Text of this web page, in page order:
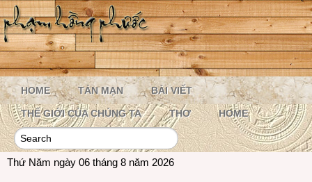
HOME TẢN MẠN BÀI VIẾT
THẾ GIỚI CỦA CHÚNG TA THƠ HOME
Thứ Năm ngày 06 tháng 8 năm 2026